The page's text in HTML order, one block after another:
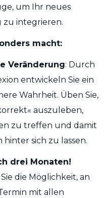
um Ihr neues
zu integrieren.
macht:
Veränderung: Durch
entwickeln Sie ein
Wahrheit. Üben Sie,
auszuleben,
zu treffen und damit
sich zu lassen.
drei Monaten!
die Möglichkeit, an
mit allen